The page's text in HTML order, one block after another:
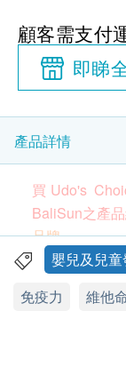
顧客需支付
即睇
產品詳情
買Udo's
BaliSun之產
品牌
Dr. Dunner
屬Dunner博士
嬰兒及兒童
免疫力
維他